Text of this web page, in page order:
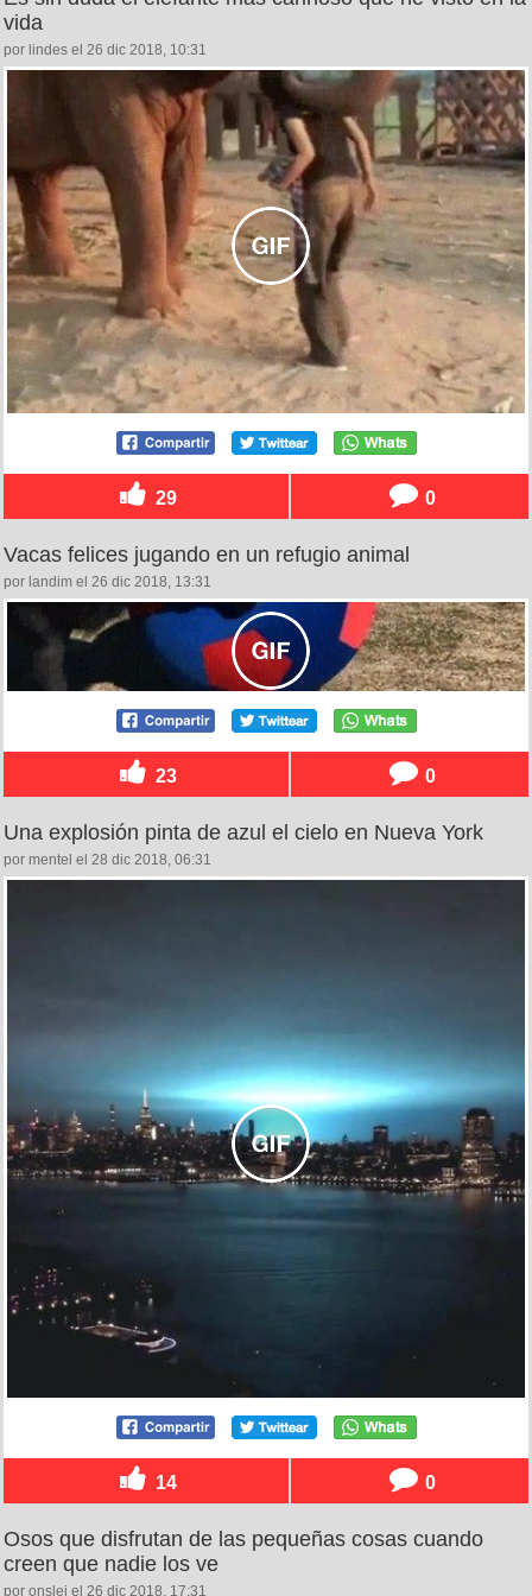
vida
por lindes el 26 dic 2018, 10:31
29 0
Vacas felices jugando en un refugio animal
por landim el 26 dic 2018, 13:31
23 0
Una explosión pinta de azul el cielo en Nueva York
por mentel el 28 dic 2018, 06:31
14 0
Osos que disfrutan de las pequeñas cosas cuando
creen que nadie los ve
por onslei el 26 dic 2018, 17:31